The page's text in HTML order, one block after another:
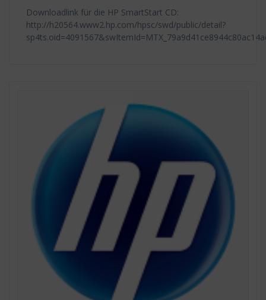
Downloadlink für die HP SmartStart CD:
http://h20564.www2.hp.com/hpsc/swd/public/detail?